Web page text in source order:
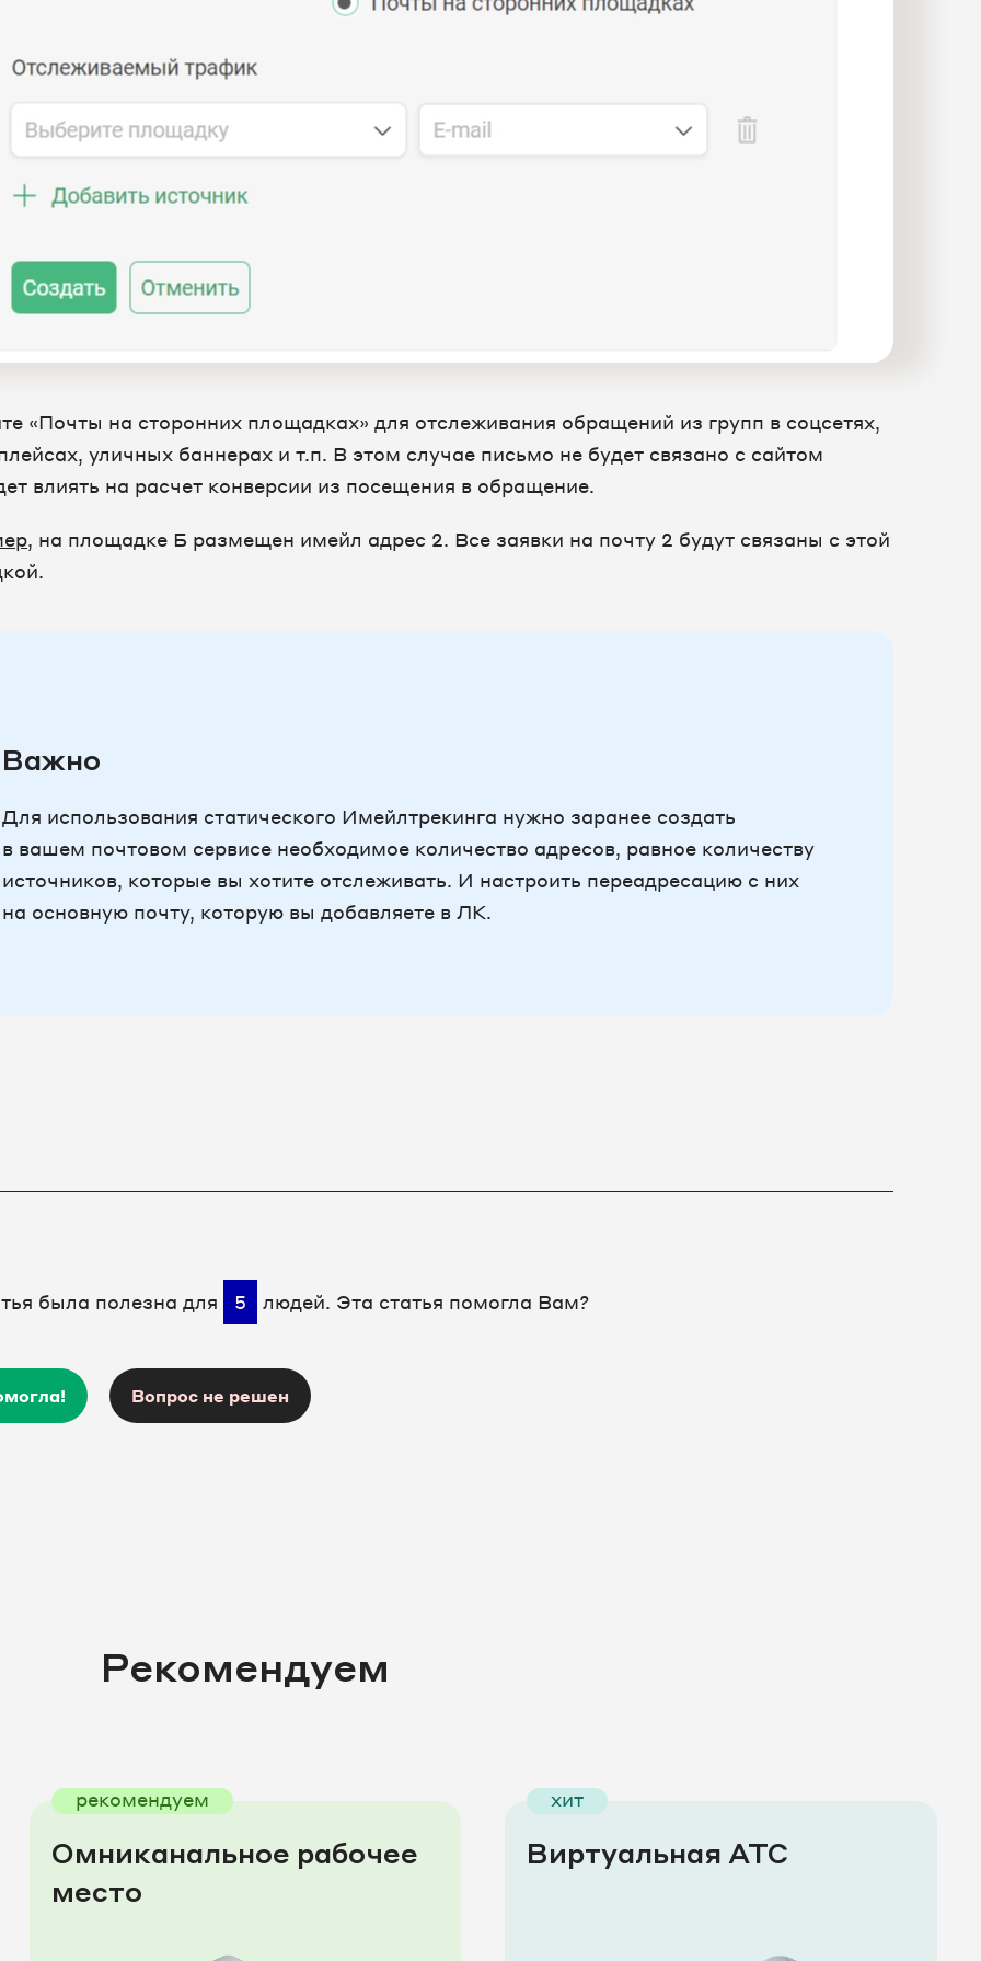
«Почты на сторонних площадках» для отслеживания обращений из групп в соцсетях,
уличных баннерах и т.п. В этом случае письмо не будет связано с сайтом
влиять на расчет конверсии из посещения в обращение.
, на площадке Б размещен имейл адрес 2. Все заявки на почту 2 будут связаны с этой
Важно
Для использования статического Имейлтрекинга нужно заранее создать
в вашем почтовом сервисе необходимое количество адресов, равное количеству
источников, которые вы хотите отслеживать. И настроить переадресацию с них
на основную почту, которую вы добавляете в ЛК.
была полезна для 5 людей. Эта статья помогла Вам?
Вопрос не решен
Рекомендуем
рекомендуем
Омниканальное рабочее
место
хит
Виртуальная АТС